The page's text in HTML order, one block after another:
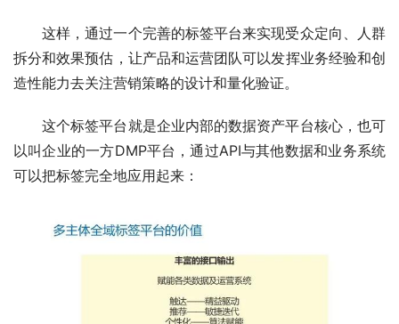
这样，通过一个完善的标签平台来实现受众定向、人群
拆分和效果预估，让产品和运营团队可以发挥业务经验和创
造性能力去关注营销策略的设计和量化验证。
这个标签平台就是企业内部的数据资产平台核心，也可
以叫企业的一方DMP平台，通过API与其他数据和业务系统
可以把标签完全地应用起来：